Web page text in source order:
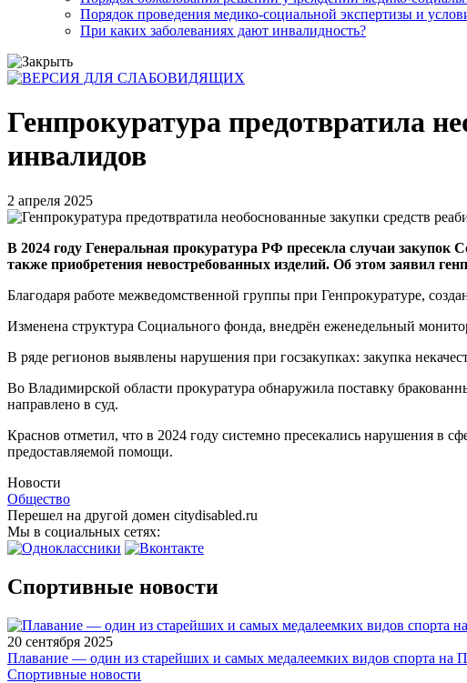
Порядок проведения медико-социальной экспертизы и
При каких заболеваниях дают инвалидность?
Генпрокуратура предотвратила
инвалидов
2 апреля 2025
В 2024 году Генеральная прокуратура РФ пресекла случаи
также приобретения невостребованных изделий. Об этом заявил
Благодаря работе межведомственной группы при Генпрокуратуре,
Изменена структура Социального фонда, внедрён еженедельный
В ряде регионов выявлены нарушения при госзакупках: закупка
Во Владимирской области прокуратура обнаружила поставку
направлено в суд.
Краснов отметил, что в 2024 году системно пресекались нарушения в
предоставляемой помощи.
Новости
Общество
Перешел на другой домен citydisabled.ru
Мы в социальных сетях:
Спортивные новости
20 сентября 2025
Плавание — один из старейших и самых медалеемких видов спорта на
Спортивные новости